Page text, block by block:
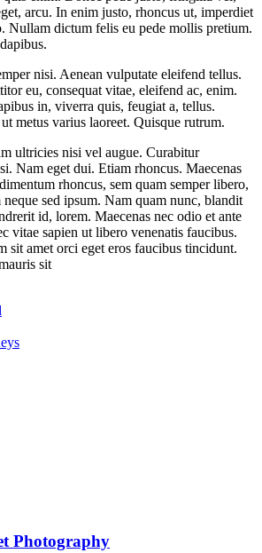
arcu. In enim justo, rhoncus ut, imperdiet
Nullam dictum felis eu pede mollis pretium.
nisi. Aenean vulputate eleifend tellus.
eu, consequat vitae, eleifend ac, enim.
in, viverra quis, feugiat a, tellus.
metus varius laoreet. Quisque rutrum.
ultricies nisi vel augue. Curabitur
Nam eget dui. Etiam rhoncus. Maecenas
rhoncus, sem quam semper libero,
neque sed ipsum. Nam quam nunc, blandit
id, lorem. Maecenas nec odio et ante
vitae sapien ut libero venenatis faucibus.
sit amet orci eget eros faucibus tincidunt.
sit
Photography